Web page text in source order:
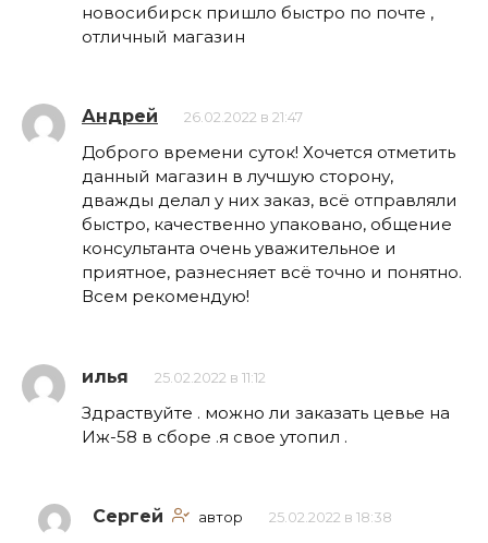
новосибирск пришло быстро по почте ,
отличный магазин
Андрей 26.02.2022 в 21:47
Доброго времени суток! Хочется отметить
данный магазин в лучшую сторону,
дважды делал у них заказ, всё отправляли
быстро, качественно упаковано, общение
консультанта очень уважительное и
приятное, разнесняет всё точно и понятно.
Всем рекомендую!
илья 25.02.2022 в 11:12
Здраствуйте . можно ли заказать цевье на
Иж-58 в сборе .я свое утопил .
Сергей автор 25.02.2022 в 18:38